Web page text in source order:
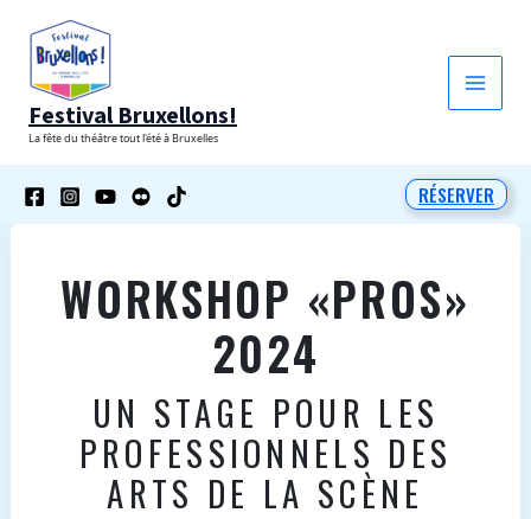
contenu
Festival Bruxellons!
La fête du théâtre tout l'été à Bruxelles
RÉSERVER
WORKSHOP «PROS»
2024
UN STAGE POUR LES
PROFESSIONNELS DES
ARTS DE LA SCÈNE